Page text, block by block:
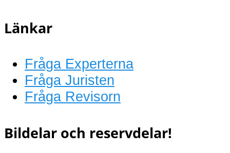
Länkar
Fråga Experterna
Fråga Juristen
Fråga Revisorn
Bildelar och reservdelar!